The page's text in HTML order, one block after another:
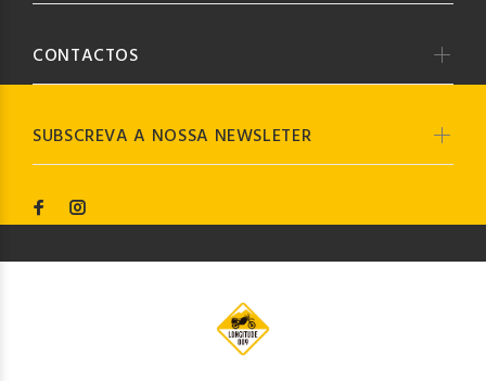
SUBSCREVA A NOSSA NEWSLETER
CONTACTOS